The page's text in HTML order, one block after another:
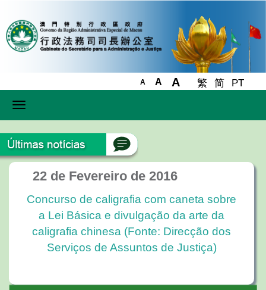
A A A 繁 简 PT
Toggle
navigation
22 de Fevereiro de 2016
Concurso de caligrafia com caneta sobre
a Lei Básica e divulgação da arte da
caligrafia chinesa (Fonte: Direcção dos
Serviços de Assuntos de Justiça)